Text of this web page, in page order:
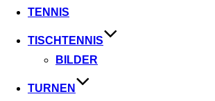
TENNIS
TISCHTENNIS
BILDER
TURNEN